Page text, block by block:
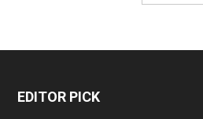
EDITOR PICK